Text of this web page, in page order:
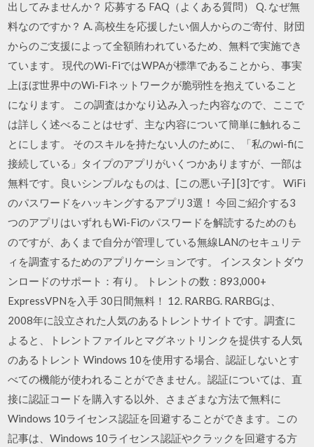
出してみませんか？ 応募する FAQ（よくある質問） Q. なぜ無
料なのですか？ A. 高校生を応援したい個人からのご寄付、財団
からのご支援によって全額賄われているため、無料で実施でき
ています。 現代のWi-FiではWPAが標準であることから、事実
上ほぼ世界中のWi-Fiネットワークが脆弱性を抱えていること
になります。 この調査はかなり込み入った内容なので、ここで
は詳しく述べることはせず、主な内容について簡単に触れるこ
とにします。 そのスキルを持たない人のために、「私のwi-fiに
接続している」タイプのアプリがいくつかありますが、一部は
無料です。良いシンプルなものは、[この悪い子] [3]です。 WiFi
のパスワードをハッキングするアプリ3選！ 今回ご紹介する3
つのアプリはいずれもWi-Fiのパスワードを解読するためのも
のですが、あくまで自分が管理している無線LANのセキュリテ
ィを調査するためのアプリケーションです。 インスタントダウ
ンロードのサポート：有り。 トレントの数：893,000+
ExpressVPNを入手 30日間無料！ 12. RARBG. RARBGは、
2008年に設立された人気のあるトレントサイトです。調査に
よると、トレントファイルとマグネットリンクを提供する人気
のあるトレント Windows 10を使用する場合、認証しないとす
べての機能が使われることができません。認証については、直
接に認証コードを購入する以外、さまざまな方法で無料に
Windows 10ライセンス認証を回避することができます。この
記事は、Windows 10ライセンス認証やクラックを回避する方